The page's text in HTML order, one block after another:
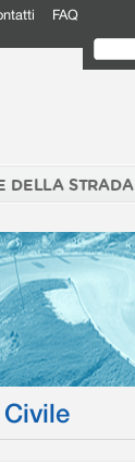
FAQ
DELLA STRADA